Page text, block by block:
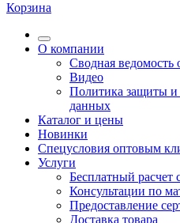
Корзина
О компании
Сводная ведомость
Видео
Политика защиты и
данных
Каталог и цены
Новинки
Спецусловия оптовым
Услуги
Бесплатный расчет
Консультации по
Предоставление
Доставка товара